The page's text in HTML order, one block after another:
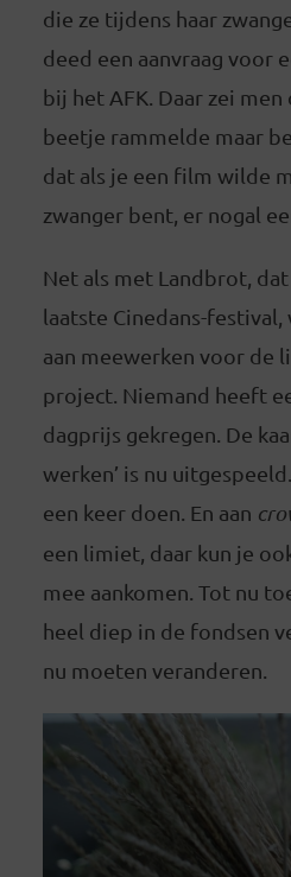
die ze tijdens haar
deed een aanvraag voor
bij het AFK. Daar zei
beetje rammelde maar
dat als je een film wilde
zwanger bent, er nogal
Net als met Landbrot,
laatste Cinedans-
aan meewerken voor de
project. Niemand heeft
dagprijs gekregen. De
werken’ is nu
een keer doen. En aan
een limiet, daar kun je
mee aankomen. Tot nu
heel diep in de fondsen
nu moeten veranderen.